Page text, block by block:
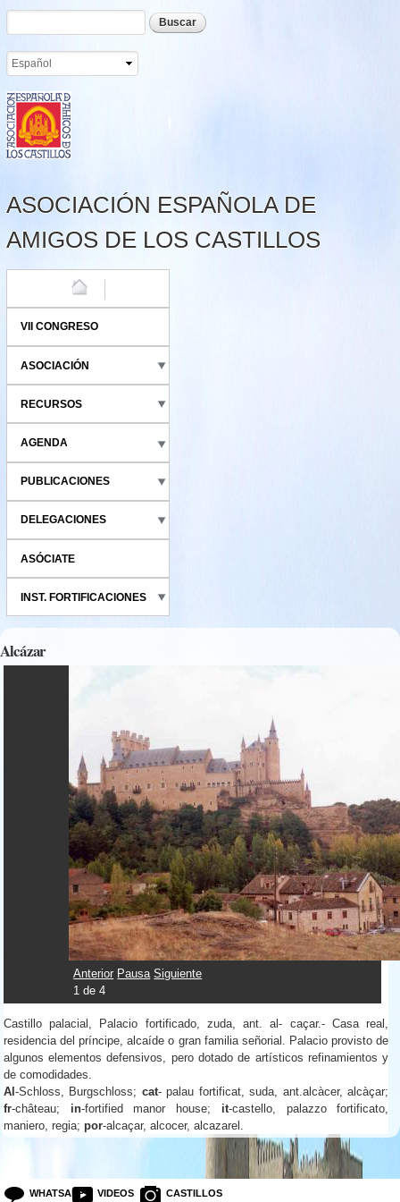
Pasar al
contenido
Formulario de búsqueda
Buscar
ASOCIACIÓN ESPAÑOLA DE
AMIGOS DE LOS CASTILLOS
VII CONGRESO
ASOCIACIÓN
RECURSOS
AGENDA
PUBLICACIONES
DELEGACIONES
ASÓCIATE
INST. FORTIFICACIONES
Alcázar
Anterior Pausa Siguiente
1 de4
Castillo palacial, Palacio fortificado, zuda, ant. al- caçar.- Casa real,
residencia del príncipe, alcaíde o gran familia señorial. Palacio provisto de
algunos elementos defensivos, pero dotado de artísticos refinamientos y
de comodidades.
Al -Schloss, Burgschloss; cat- palau fortificat, suda, ant.alcàcer, alcàçar;
fr-château; in-fortified manor house; it-castello, palazzo fortificato,
maniero, regia; por-alcaçar, alcocer, alcazarel.
WHATSAPP VIDEOS CASTILLOS